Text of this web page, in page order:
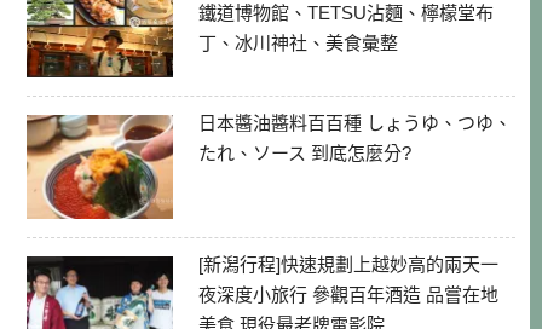
鐵道博物館、TETSU沾麵、檸檬堂布
丁、冰川神社、美食彙整
日本醬油醬料百百種 しょうゆ、つゆ、
たれ、ソース 到底怎麼分?
[新潟行程]快速規劃上越妙高的兩天一
夜深度小旅行 參觀百年酒造 品嘗在地
美食 現役最老牌電影院